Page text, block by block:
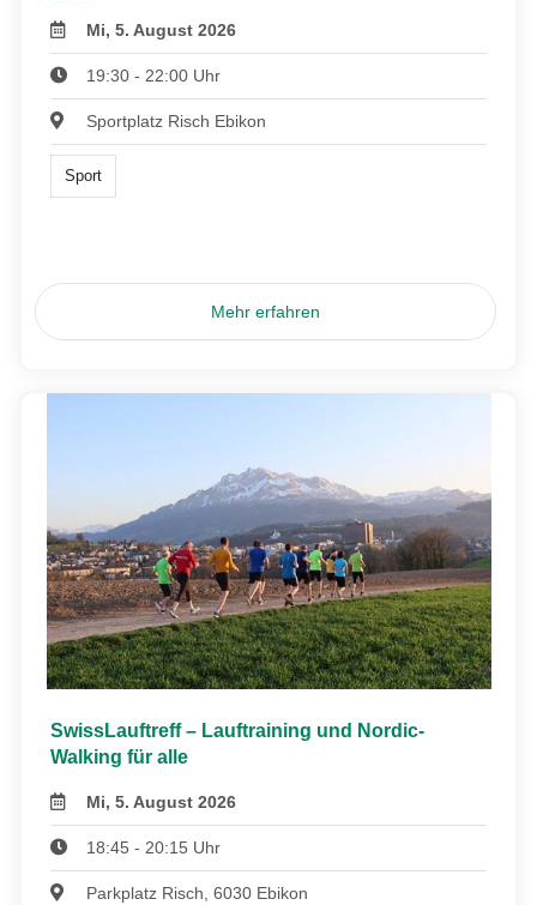
Mi, 5. August 2026
19:30 - 22:00 Uhr
Sportplatz Risch Ebikon
Sport
Mehr erfahren
SwissLauftreff – Lauftraining und Nordic-
Walking für alle
Mi, 5. August 2026
18:45 - 20:15 Uhr
Parkplatz Risch, 6030 Ebikon